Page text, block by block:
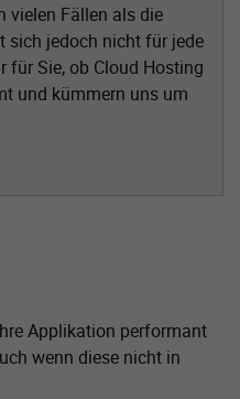
vielen Fällen als die
sich jedoch nicht für jede
für Sie, ob Cloud Hosting
und kümmern uns um
Applikation performant
wenn diese nicht in